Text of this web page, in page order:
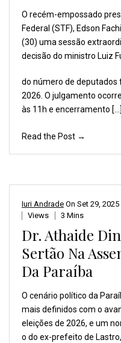
O recém-empossado
Federal (STF), Edson
(30) uma sessão
decisão do ministro Luiz
do número de deputados
2026. O julgamento
às 11h e encerramento […]
Read the Post →
Iuri Andrade On Set 29, 2025
Views
3 Mins
Dr. Athaide
Sertão Na
Da Paraíba
O cenário político da
mais definidos com o
eleições de 2026, e um
o do ex-prefeito de